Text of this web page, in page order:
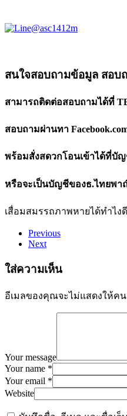
สนใจสอบถามข้อมูล สอ
สามารถติดต่อสอบถามได้ที่
สอบถามผ่านทา
พร้อมสั่งสดวกโอนเข้าได้ที่บั
หรือจะเป็นบัญชีของธ.ไทยพ
เสื่อมสมรรถภาพหายได้ทำไง
Previous
Next
ใส่ความเห็น
อีเมลของคุณจะไม่แสดงให้ค
Your message
Your name *
Your email *
Website